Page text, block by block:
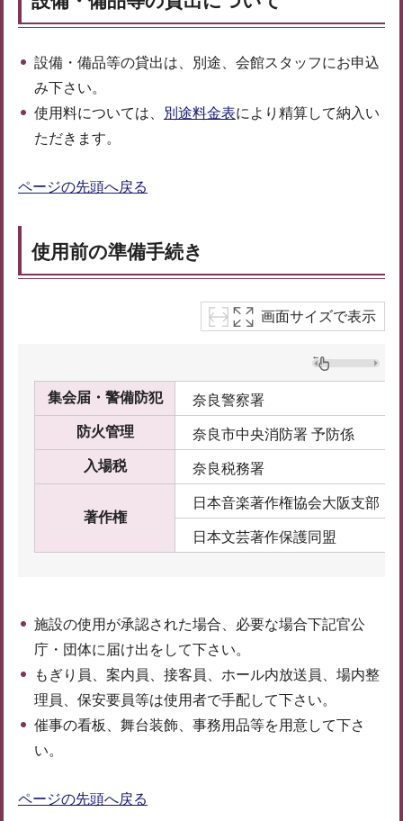
設備・備品等の貸出は、別途、会館スタッフにお申込
み下さい。
使用料については、
別途料金表により精算して納入い
ただきます。
ページの先頭へ戻る
使用前の準備手続き
画面サイズで表示
集会届・警備防犯 奈良警察署
防火管理 奈良市中央消防署 予防係
入場税 奈良税務署
著作権
日本音楽著作権協会大阪支部
日本文芸著作保護同盟
施設の使用が承認された場合、必要な場合下記官公
庁・団体に届け出をして下さい。
もぎり員、案内員、接客員、ホール内放送員、場内整
理員、保安要員等は使用者で手配して下さい。
催事の看板、舞台装飾、事務用品等を用意して下さ
い。
ページの先頭へ戻る